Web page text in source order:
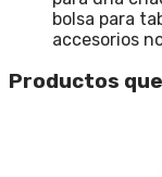
bolsa para
accesorios
Productos